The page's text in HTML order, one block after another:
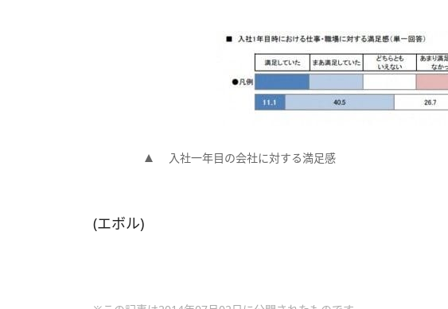
入社一年目の会社に対する満足感
(エボル)